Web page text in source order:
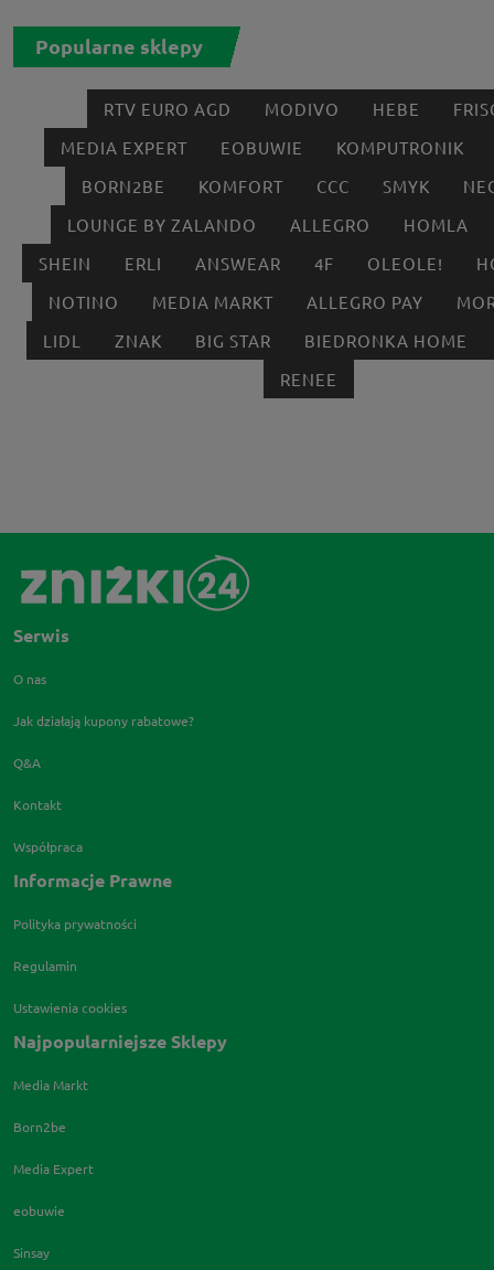
Popularne sklepy
RTV EURO AGD MODIVO HEBE
MEDIA EXPERT
EOBUWIE
KOMPUTRONIK
BORN2BE
KOMFORT CCC SMYK
LOUNGE BY ZALANDO
ALLEGRO
HOMLA
SHEIN
ERLI ANSWEAR 4F OLEOLE!
NOTINO
MEDIA MARKT ALLEGRO PAY
LIDL
ZNAK BIG STAR
BIEDRONKA HOME
RENEE
Serwis
O nas
Jak działają kupony rabatowe?
Q&A
Kontakt
Współpraca
Informacje Prawne
Polityka prywatności
Regulamin
Ustawienia cookies
Najpopularniejsze Sklepy
Media Markt
Born2be
Media Expert
eobuwie
Sinsay